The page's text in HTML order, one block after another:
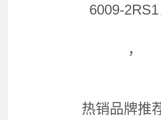
6009-2RS1
，
热销品牌推